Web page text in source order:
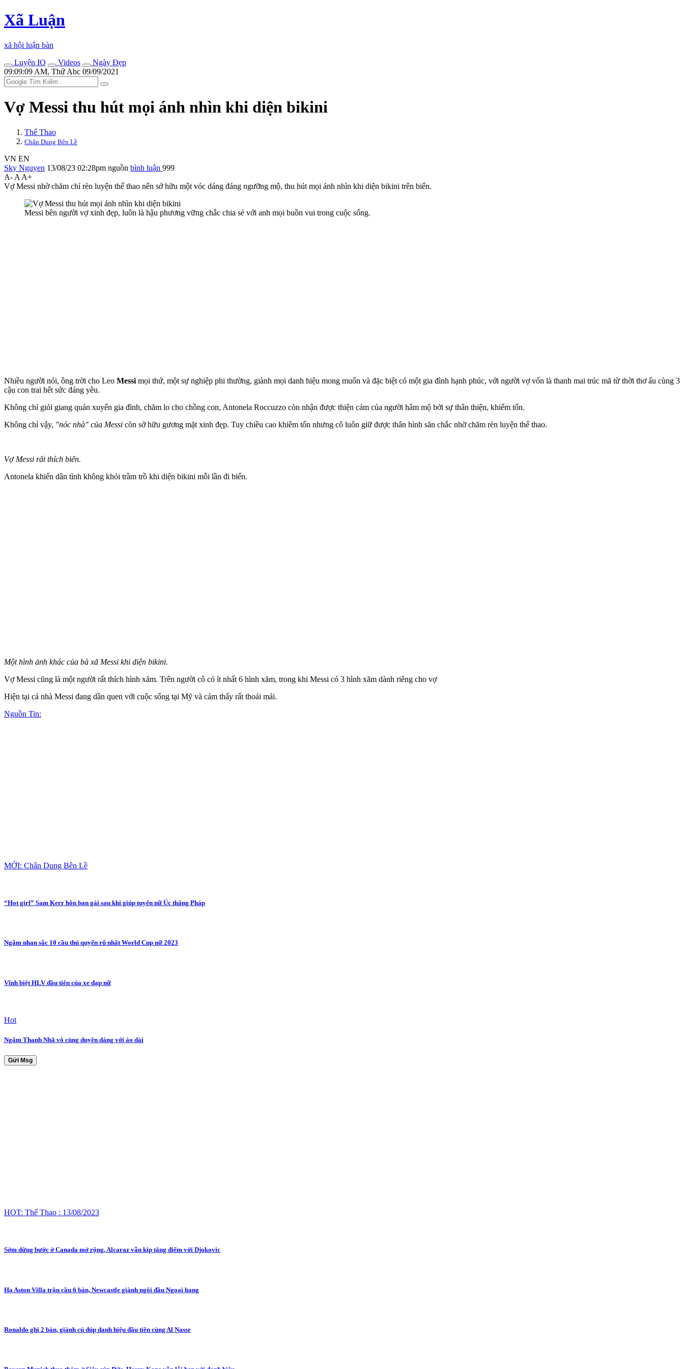
Xã Luận
xã hội luận bàn
Luyện IQ
Videos
Ngày Đẹp
09:09:09 AM, Thứ Abc 09/09/2021
Vợ Messi thu hút mọi ánh nhìn khi diện bikini
Thể Thao
Chân Dung Bên Lề
VN EN
Sky Nguyen 13/08/23 02:28pm nguồn bình luận 999
A- A A+
Vợ Messi nhờ chăm chỉ rèn luyện thể thao nên sở hữu một vóc dáng đáng ngưỡng mộ, thu hút mọi ánh nhìn khi diện bikini trên biển.
Messi bên người vợ xinh đẹp, luôn là hậu phương vững chắc chia sẻ với anh mọi buồn vui trong cuộc sống.
Nhiều người nói, ông trời cho Leo Messi mọi thứ, một sự nghiệp phi thường, giành mọi danh hiệu mong muốn và đặc biệt có một gia đình hạnh phúc, với người vợ vốn là thanh mai trúc mã từ thời thơ ấu cùng 3
cậu con trai hết sức đáng yêu.
Không chỉ giỏi giang quán xuyến gia đình, chăm lo cho chồng con, Antonela Roccuzzo còn nhận được thiện cảm của người hâm mộ bởi sự thân thiện, khiếm tốn.
Không chỉ vậy, "nóc nhà" của Messi còn sở hữu gương mặt xinh đẹp. Tuy chiều cao khiêm tốn nhưng cô luôn giữ được thâ‌n hìn‌h săn chắc nhờ chăm rèn luyện thể thao.
Vợ Messi rất thích biển.
Antonela khiến dân tình không khỏi trầm trồ khi diện bikini mỗi lần đi biển.
Một hình ảnh khác của bà xã Messi khi diện bikini.
Vợ Messi cũng là một người rất thích hình xăm. Trên người cô có ít nhất 6 hình xăm, trong khi Messi có 3 hình xăm dành riêng cho vợ
Hiện tại cả nhà Messi đang dần quen với cuộc sống tại Mỹ và cảm thấy rất thoải mái.
Nguồn Tin:
MỚI: Chân Dung Bên Lề
“Hot girl” Sam Kerr hôn bạn gái sau khi giúp tuyển nữ Úc thắng Pháp
Ngắm nhan sắc 10 cầu thủ quyến rũ nhất World Cup nữ 2023
Vĩnh biệt HLV đầu tiên của xe đạp nữ
Hot
Ngắm Thanh Nhã vô cùng duyên dáng với áo dài
Gửi Msg
HOT: Thể Thao : 13/08/2023
Sớm dừng bước ở Canada mở rộng, Alcaraz vẫn kịp tăng điểm với Djokovic
Hạ Aston Villa trận cầu 6 bàn, Newcastle giành ngôi đầu Ngoại hạng
Ronaldo ghi 2 bàn, giành cú đúp danh hiệu đầu tiên cùng Al Nassr